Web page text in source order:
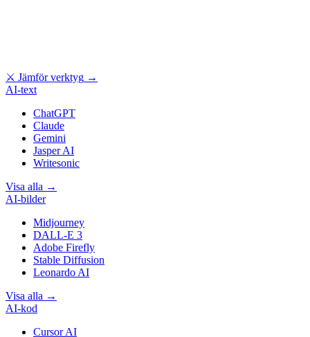
⚔ Jämför verktyg →
AI-text
ChatGPT
Claude
Gemini
Jasper AI
Writesonic
Visa alla →
AI-bilder
Midjourney
DALL-E 3
Adobe Firefly
Stable Diffusion
Leonardo AI
Visa alla →
AI-kod
Cursor AI